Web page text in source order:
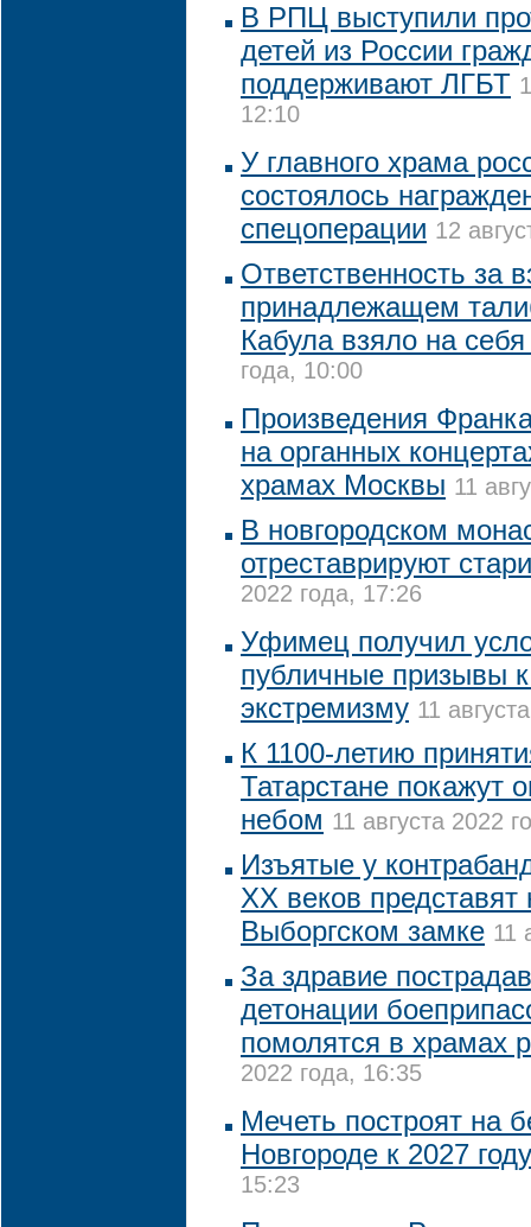
В РПЦ выступили
детей из России
поддерживают ЛГБТ
12:10
У главного храма
состоялось
спецоперации 12
Ответственность за
принадлежащем
Кабула взяло на
года, 10:00
Произведения
на органных
храмах Москвы 11
В новгородском
отреставрируют
2022 года, 17:26
Уфимец получил
публичные призывы
экстремизму 11
К 1100-летию
Татарстане покажут
небом 11 августа 2022
Изъятые у
XX веков
Выборгском замке 11
За здравие
детонации
помолятся в храмах
2022 года, 16:35
Мечеть построят на
Новгороде к 2027 году
15:23